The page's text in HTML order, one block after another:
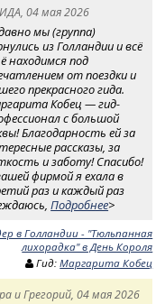
04 мая 2026
мы (группа)
из Голландии и всё
находимся под
от поездки и
прекрасного гида.
Кобец — гид-
с большой
Благодарность ей за
рассказы, за
и заботу! Спасибо!
фирмой я ехала в
раз и каждый раз
Подробнее>
в Голландии - "Тюльпанная
лихорадка" в День Короля
Гид:Маргарита Кобец
и Грегорий, 04 мая 2026